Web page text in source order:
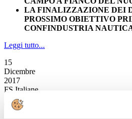
LA FINALIZZAZIONE DEI
PROSSIMO OBIETTIVO
CONFINDUSTRIA
Leggi tutto...
15
Dicembre
2017
FS Italiane
TRENITALIA CON MYTAXI: AL